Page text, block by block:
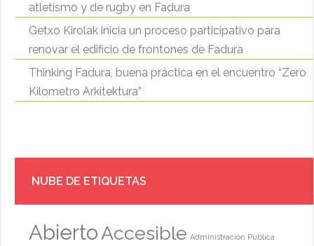
atletismo y de rugby en Fadura
Getxo Kirolak inicia un proceso participativo para
renovar el edificio de frontones de Fadura
Thinking Fadura, buena práctica en el encuentro “Zero
Kilometro Arkitektura”
NUBE DE ETIQUETAS
AbiertoAccesible Administración Pública